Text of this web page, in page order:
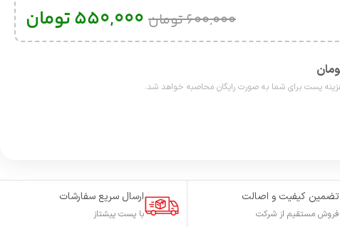
600,000تومان 550,000تومان
تضمین کیفیت و اصالت
فروش مستقیم از شرکت
ارسال سریع سفارشات
با پست پیشتاز